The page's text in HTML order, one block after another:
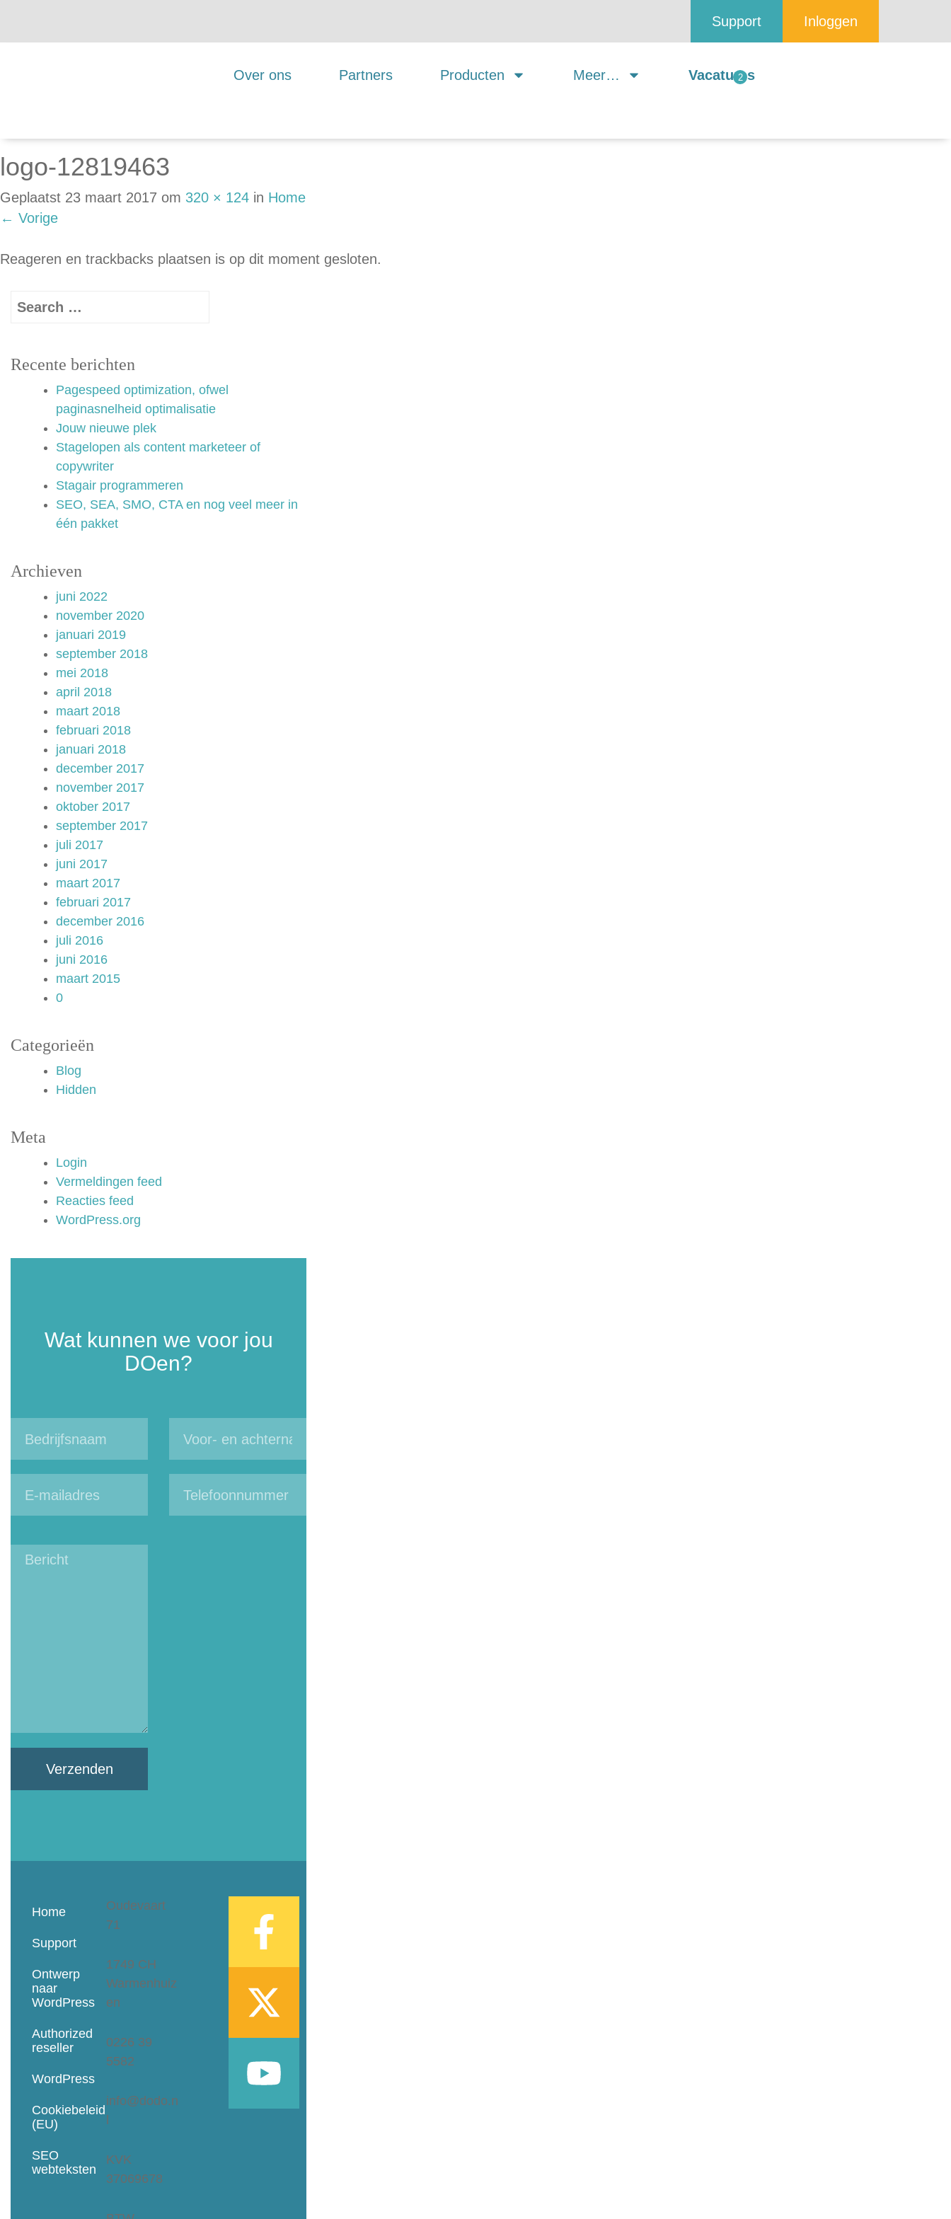
Support Inloggen
Over ons Partners Producten Meer… Vacatures
logo-12819463
Geplaatst 23 maart 2017 om 320 × 124 in Home
← Vorige
Reageren en trackbacks plaatsen is op dit moment gesloten.
Recente berichten
Pagespeed optimization, ofwel
paginasnelheid optimalisatie
Jouw nieuwe plek
Stagelopen als content marketeer of
copywriter
Stagair programmeren
SEO, SEA, SMO, CTA en nog veel meer in
één pakket
Archieven
juni 2022
november 2020
januari 2019
september 2018
mei 2018
april 2018
maart 2018
februari 2018
januari 2018
december 2017
november 2017
oktober 2017
september 2017
juli 2017
juni 2017
maart 2017
februari 2017
december 2016
juli 2016
juni 2016
maart 2015
0
Categorieën
Blog
Hidden
Meta
Login
Vermeldingen feed
Reacties feed
WordPress.org
Wat kunnen we voor jou
DOen?
Verzenden
Home
Support
Ontwerp
naar
WordPress
Authorized
reseller
WordPress
Cookiebeleid
(EU)
SEO
webteksten
Oudevaart
71
1749 CH
Warmenhuiz
en
0226 39
5582
info@dodo.n
KVK
37069678